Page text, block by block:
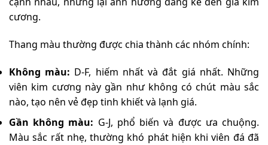
cương.
Thang màu thường được chia thành các nhóm chính:
Không màu: D-F, hiếm nhất và đắt giá nhất. Những
viên kim cương này gần như không có chút màu sắc
nào, tạo nên vẻ đẹp tinh khiết và lạnh giá.
Gần không màu: G-J, phổ biến và được ưa chuộng.
Màu sắc rất nhẹ, thường khó phát hiện khi viên đá đã